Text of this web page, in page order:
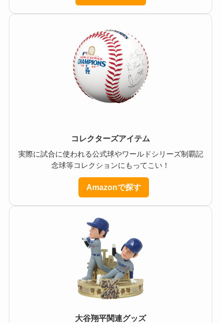
コレクターズアイテム
実際に試合に使われる公式球やワールドシリーズ制覇記
念球等コレクションにもってこい！
Amazonで探す
大谷翔平関連グッズ